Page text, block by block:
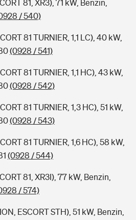
81, XR3), 71 kW, Benzin,
/ 540)
81 TURNIER, 1,1 LC), 40 kW,
(0928 / 541)
81 TURNIER, 1,1 HC), 43 kW,
(0928 / 542)
81 TURNIER, 1,3 HC), 51 kW,
(0928 / 543)
81 TURNIER, 1,6 HC), 58 kW,
(0928 / 544)
81, XR3I), 77 kW, Benzin,
/ 574)
ESCORT STH), 51 kW, Benzin,